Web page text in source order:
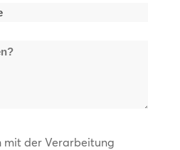
mit der Verarbeitung